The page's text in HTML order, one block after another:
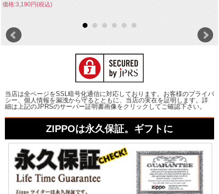
価格:3,190円(税込)
当店は全ページをSSL暗号化通信に対応しております。お客様のプライバ
シー、個人情報を漏洩から守るとともに、当店の実在を証明します。詳
細は上記のJPRSのサーバー証明書画像をクリックしてご確認下さい。
ZIPPOは永久保証。ギフトに